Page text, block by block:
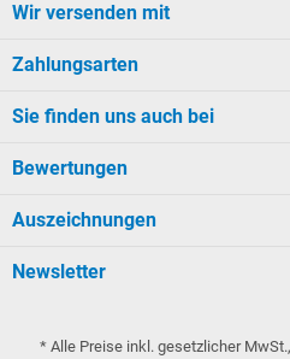
Wir versenden mit
Zahlungsarten
Sie finden uns auch bei
Bewertungen
Auszeichnungen
Newsletter
* Alle Preise inkl. gesetzlicher